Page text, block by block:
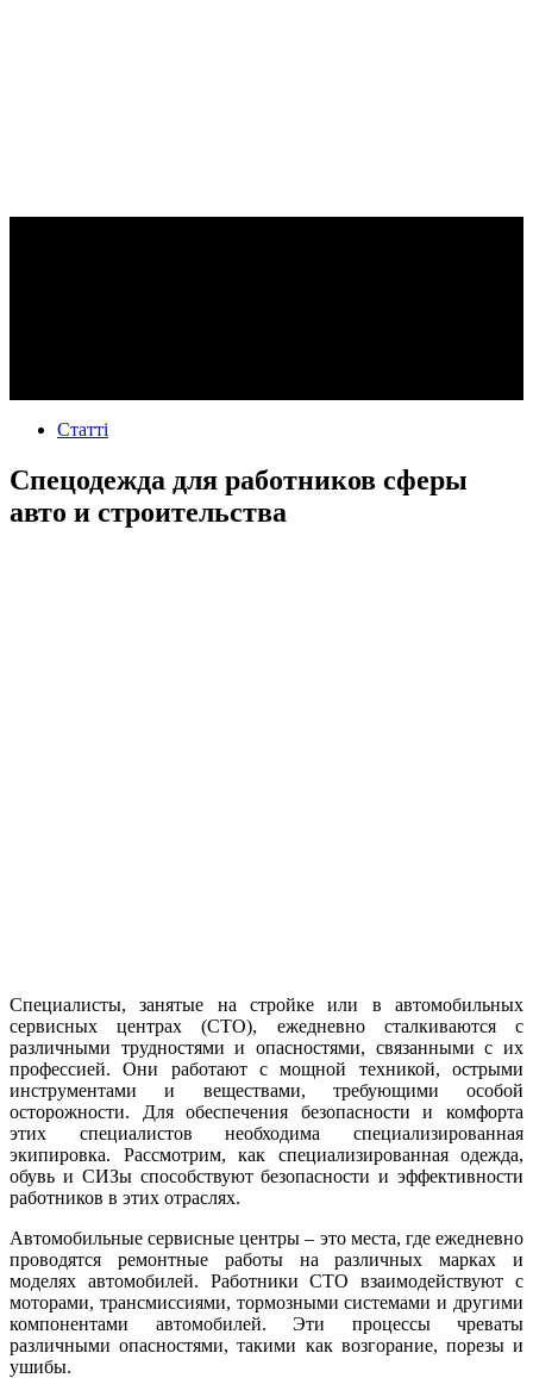
Статті
Спецодежда для работников сферы
авто и строительства
Специалисты, занятые на стройке или в автомобильных
сервисных центрах (СТО), ежедневно сталкиваются с
различными трудностями и опасностями, связанными с их
профессией. Они работают с мощной техникой, острыми
инструментами и веществами, требующими особой
осторожности. Для обеспечения безопасности и комфорта
этих специалистов необходима специализированная
экипировка. Рассмотрим, как специализированная одежда,
обувь и СИЗы способствуют безопасности и эффективности
работников в этих отраслях.
Автомобильные сервисные центры – это места, где ежедневно
проводятся ремонтные работы на различных марках и
моделях автомобилей. Работники СТО взаимодействуют с
моторами, трансмиссиями, тормозными системами и другими
компонентами автомобилей. Эти процессы чреваты
различными опасностями, такими как возгорание, порезы и
ушибы.